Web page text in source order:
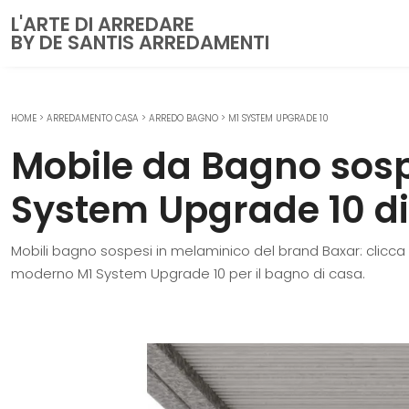
L'ARTE DI ARREDARE
BY DE SANTIS ARREDAMENTI
CUCINE
Cucine Moderne
Cucine Classiche
Cucine su misura
ZONA GIORNO
Librerie
HOME > ARREDAMENTO CASA > ARREDO BAGNO > M1 SYSTEM UPGRADE 10
Mobile da Bagno
System Upgrade 10
Mobili bagno sospesi in melaminico del brand Baxar:
moderno M1 System Upgrade 10 per il bagno di casa.